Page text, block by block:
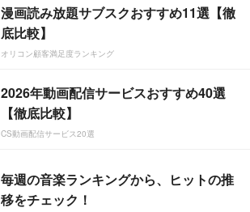
漫画読み放題サブスクおすすめ11選【徹
底比較】
オリコン顧客満足度ランキング
2026年動画配信サービスおすすめ40選
【徹底比較】
CS動画配信サービス20選
毎週の音楽ランキングから、ヒットの推
移をチェック！